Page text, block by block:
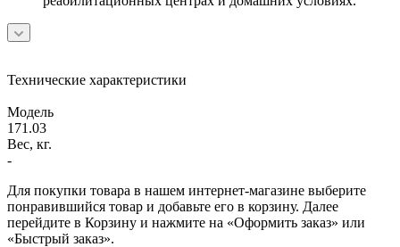
Технические характеристики
Модель
171.03
Вес, кг.
-
Для покупки товара в нашем интернет-магазине выберите
понравившийся товар и добавьте его в корзину. Далее
перейдите в Корзину и нажмите на «Оформить заказ» или
«Быстрый заказ».